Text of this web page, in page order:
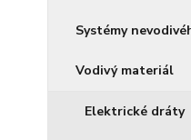
Systémy
Vodivý materiál
Elektrické dráty